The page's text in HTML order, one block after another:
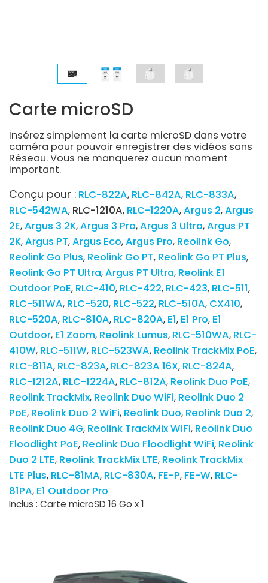
Carte microSD
Insérez simplement la carte microSD dans votre
caméra pour pouvoir enregistrer des vidéos sans
Réseau. Vous ne manquerez aucun moment
important.
Conçu pour : RLC-822A RLC-842A RLC-833A
RLC-542WA RLC-1210A RLC-1220A Argus 2 Argus
2E Argus 3 2K Argus 3 Pro Argus 3 Ultra Argus PT
2K Argus PT Argus Eco Argus Pro Reolink Go
Reolink Go Plus Reolink Go PT Reolink Go PT Plus
Reolink Go PT Ultra Argus PT Ultra Reolink E1
Outdoor PoE RLC-410 RLC-422 RLC-423 RLC-511
RLC-511WA RLC-520 RLC-522 RLC-510A CX410
RLC-520A RLC-810A RLC-820A E1 E1 Pro E1
Outdoor E1 Zoom Reolink Lumus RLC-510WA RLC-
410W RLC-511W RLC-523WA Reolink TrackMix PoE
RLC-811A RLC-823A RLC-823A 16X RLC-824A
RLC-1212A RLC-1224A RLC-812A Reolink Duo PoE
Reolink TrackMix Reolink Duo WiFi Reolink Duo 2
PoE Reolink Duo 2 WiFi Reolink Duo Reolink Duo 2
Reolink Duo 4G Reolink TrackMix WiFi Reolink Duo
Floodlight PoE Reolink Duo Floodlight WiFi Reolink
Duo 2 LTE Reolink TrackMix LTE Reolink TrackMix
LTE Plus RLC-81MA RLC-830A FE-P FE-W RLC-
81PA E1 Outdoor Pro
Inclus : Carte microSD 16 Go x 1